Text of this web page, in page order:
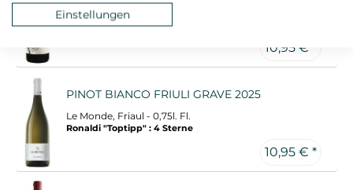
Bel Colle, Piemont - 0,75l. Fl.
10,95 € *
PINOT BIANCO FRIULI GRAVE 2025
Le Monde, Friaul - 0,75l. Fl.
Ronaldi "Toptipp" : 4 Sterne
10,95 € *
Einstellungen